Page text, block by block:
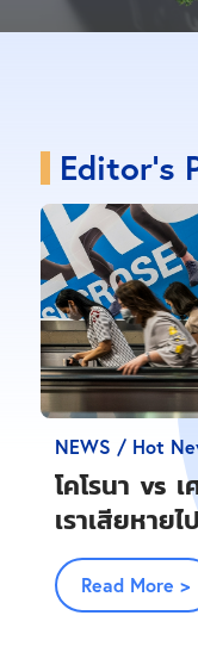
Editor's
NEWS / Hot
โคโรนา vs
เราเสียหาย
Read More >